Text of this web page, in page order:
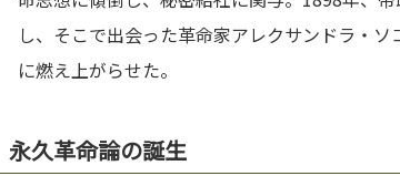
し、そこで出会った革命家アレクサンドラ・ソ
に燃え上がらせた。
永久革命論の誕生